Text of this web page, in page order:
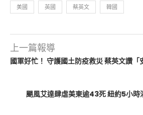
美國 英國 蔡英文 韓國
上一篇報導
國軍好忙！ 守護國土防疫救災 蔡英文讚「
颶風艾達肆虐美東逾43死 紐約5小時